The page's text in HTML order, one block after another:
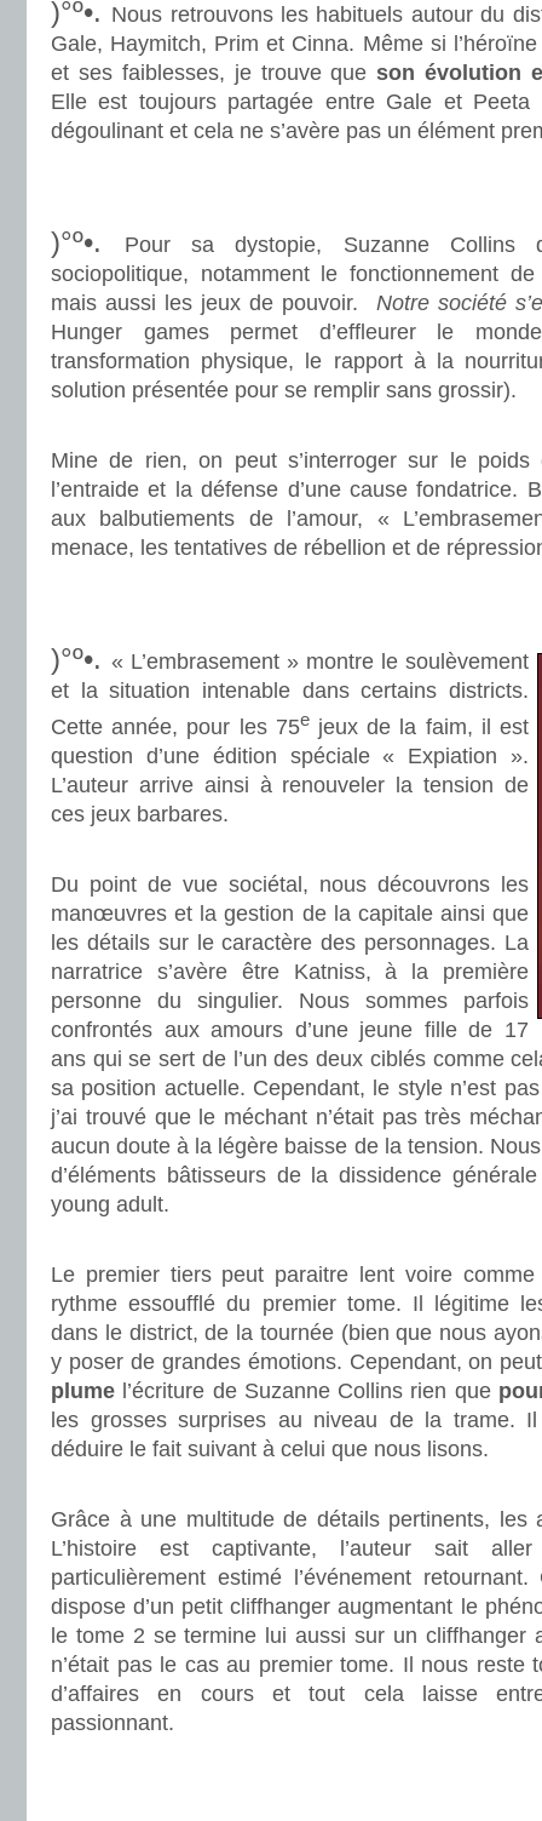
)°º•. Nous retrouvons les habituels autour du
Gale, Haymitch, Prim et Cinna. Même si
et ses faiblesses, je trouve que son évolution
Elle est toujours partagée entre Gale et Peeta
dégoulinant et cela ne s’avère pas un élément
)°º•.
Pour sa dystopie, Suzanne Collins
sociopolitique, notamment le fonctionnement
mais aussi les jeux de pouvoir.
Notre société
Hunger games permet d’effleurer le
transformation physique, le rapport à la
solution présentée pour se remplir sans grossir).
Mine de rien, on peut s’interroger sur le
l’entraide et la défense d’une cause fondatrice.
aux balbutiements de l’amour, «
menace, les tentatives de rébellion et de
)°º•. « L’embrasement » montre le soulèvement
et la situation intenable dans certains districts.
Cette année, pour les 75ejeux de la faim, il est
question d’une édition spéciale « Expiation ».
L’auteur arrive ainsi à renouveler la tension de
ces jeux barbares.
Du point de vue sociétal, nous découvrons les
manœuvres et la gestion de la capitale ainsi que
les détails sur le caractère des personnages. La
narratrice s’avère être Katniss, à la première
personne du singulier. Nous sommes parfois
confrontés aux amours d’une jeune fille de 17
ans qui se sert de l’un des deux ciblés comme
sa position actuelle. Cependant, le style n’est
j’ai trouvé que le méchant n’était pas très
aucun doute à la légère baisse de la tension.
d’éléments bâtisseurs de la dissidence
young adult.
Le premier tiers peut paraitre lent voire
rythme essoufflé du premier tome. Il légitime
dans le district, de la tournée (bien que nous
y poser de grandes émotions. Cependant, on
plume l’écriture de Suzanne Collins rien que
les grosses surprises au niveau de la trame.
déduire le fait suivant à celui que nous lisons.
Grâce à une multitude de détails pertinents, les
L’histoire est captivante, l’auteur sait
particulièrement estimé l’événement
dispose d’un petit cliffhanger augmentant le
le tome 2 se termine lui aussi sur un cliffhanger
n’était pas le cas au premier tome. Il nous reste
d’affaires en cours et tout cela laisse
passionnant.